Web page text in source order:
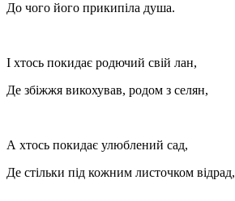
До чого його прикипіла душа.
І хтось покидає родючий свій лан,
Де збіжжя викохував, родом з селян,
А хтось покидає улюблений сад,
Де стільки під кожним листочком відрад,